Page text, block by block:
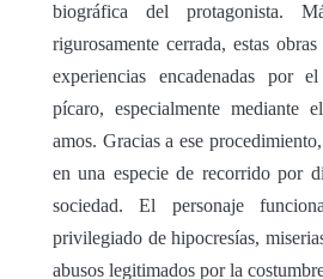
biográfica del protagonista.
rigurosamente cerrada, estas
experiencias encadenadas por
pícaro, especialmente mediante
amos. Gracias a ese
en una especie de recorrido por
sociedad. El personaje
privilegiado de hipocresías,
abusos legitimados por la